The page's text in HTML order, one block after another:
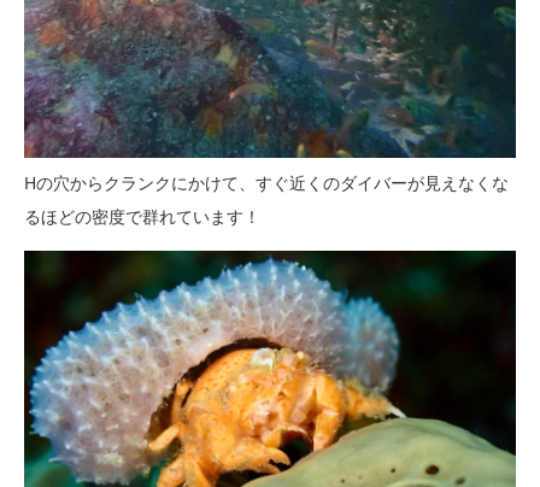
Hの穴からクランクにかけて、すぐ近くのダイバーが見えなくな
るほどの密度で群れています！